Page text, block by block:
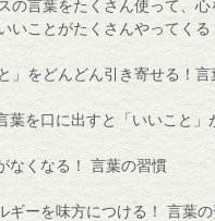
の言葉をたくさん使って、
いことがたくさんやってくる
」をどんどん引き寄せる！言
を口に出すと「いいこと」
なくなる！ 言葉の習慣
ギーを味方につける！ 言葉